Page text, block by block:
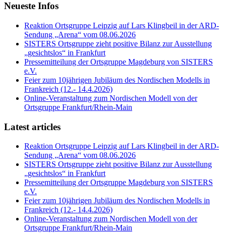
Neueste Infos
Reaktion Ortsgruppe Leipzig auf Lars Klingbeil in der ARD-
Sendung „Arena“ vom 08.06.2026
SISTERS Ortsgruppe zieht positive Bilanz zur Ausstellung
„gesichtslos“ in Frankfurt
Pressemitteilung der Ortsgruppe Magdeburg von SISTERS
e.V.
Feier zum 10jährigen Jubiläum des Nordischen Modells in
Frankreich (12.- 14.4.2026)
Online-Veranstaltung zum Nordischen Modell von der
Ortsgruppe Frankfurt/Rhein-Main
Latest articles
Reaktion Ortsgruppe Leipzig auf Lars Klingbeil in der ARD-
Sendung „Arena“ vom 08.06.2026
SISTERS Ortsgruppe zieht positive Bilanz zur Ausstellung
„gesichtslos“ in Frankfurt
Pressemitteilung der Ortsgruppe Magdeburg von SISTERS
e.V.
Feier zum 10jährigen Jubiläum des Nordischen Modells in
Frankreich (12.- 14.4.2026)
Online-Veranstaltung zum Nordischen Modell von der
Ortsgruppe Frankfurt/Rhein-Main